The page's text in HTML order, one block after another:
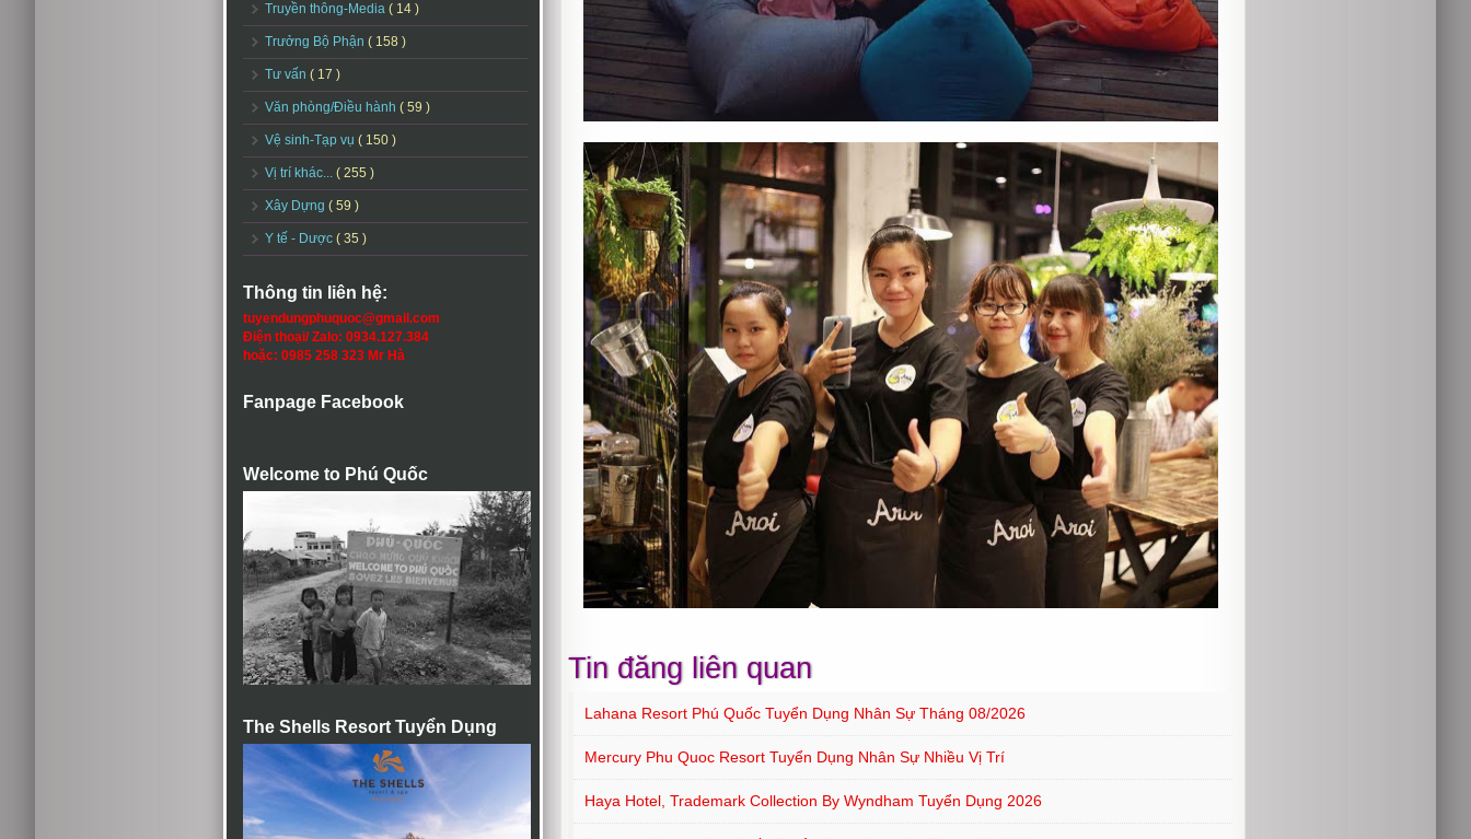
Truyền thông-Media ( 14 )
Trưởng Bộ Phận ( 158 )
Tư vấn ( 17 )
Văn phòng/Điều hành ( 59 )
Vệ sinh-Tạp vụ ( 150 )
Vị trí khác... ( 255 )
Xây Dựng ( 59 )
Y tế - Dược ( 35 )
Thông tin liên hệ:
tuyendungphuquoc@gmail.com
Điện thoại/ Zalo: 0934.127.384
hoặc: 0985 258 323 Mr Hà
Fanpage Facebook
Welcome to Phú Quốc
The Shells Resort Tuyển Dụng
Tin đăng liên quan
Lahana Resort Phú Quốc Tuyển Dụng Nhân Sự Tháng 08/2026
Mercury Phu Quoc Resort Tuyển Dụng Nhân Sự Nhiều Vị Trí
Haya Hotel, Trademark Collection By Wyndham Tuyển Dụng 2026